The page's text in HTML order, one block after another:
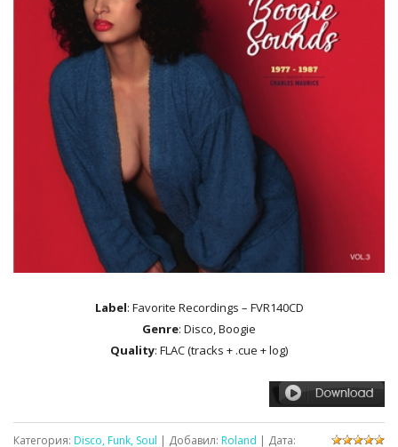
Label: Favorite Recordings – FVR140CD
Genre: Disco, Boogie
Quality: FLAC (tracks + .cue + log)
Категория: Disco, Funk, Soul | Добавил: Roland | Дата: